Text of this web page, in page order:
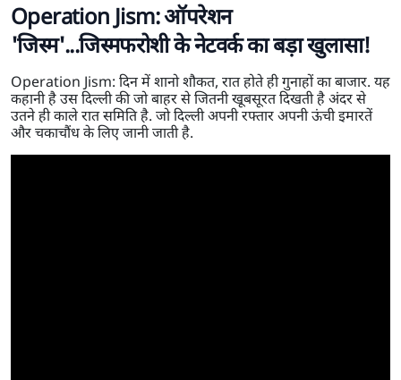
Operation Jism: ऑपरेशन
'जिस्म'...जिस्मफरोशी के नेटवर्क का बड़ा खुलासा!
Operation Jism: दिन में शानो शौकत, रात होते ही गुनाहों का बाजार. यह
कहानी है उस दिल्ली की जो बाहर से जितनी खूबसूरत दिखती है अंदर से
उतने ही काले रात समिति है. जो दिल्ली अपनी रफ्तार अपनी ऊंची इमारतें
और चकाचौंध के लिए जानी जाती है.